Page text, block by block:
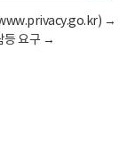
→
등 요구 →